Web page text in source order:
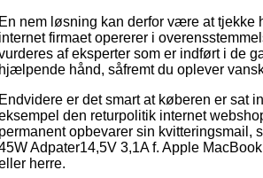
En nem løsning kan derfor være at tjekke
internet firmaet opererer i
af eksperter som er indført i de
hjælpende hånd, såfremt du oplever
Endvidere er det smart at køberen er sat
den returpolitik internet
permanent opbevarer sin kvitteringsmail,
Adpater14,5V 3,1A f. Apple
herre.